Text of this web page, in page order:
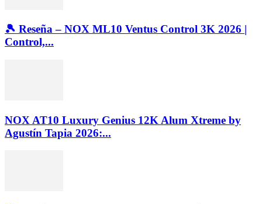
🎾 Reseña – NOX ML10 Ventus Control 3K 2026 |
Control,...
NOX AT10 Luxury Genius 12K Alum Xtreme by
Agustín Tapia 2026:...